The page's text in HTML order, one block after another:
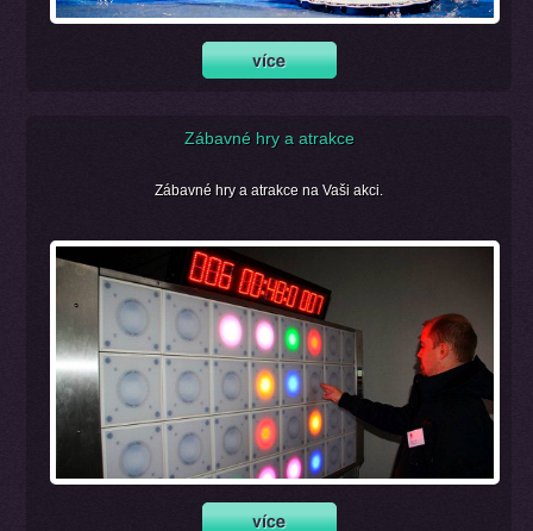
Zábavné hry a atrakce
Zábavné hry a atrakce na Vaši akci.